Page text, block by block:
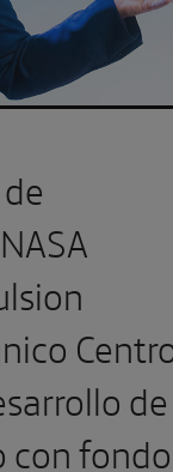
de
con